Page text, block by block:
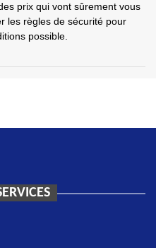
prix qui vont sûrement vous
les règles de sécurité pour
possible.